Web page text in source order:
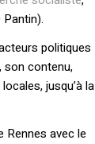
politiques
son contenu,
jusqu’à la
Rennes avec le